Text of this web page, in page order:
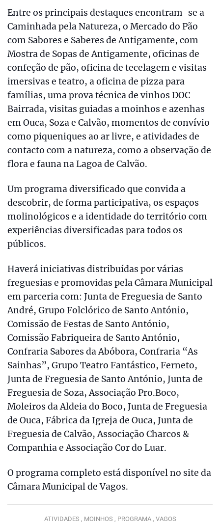
Entre os principais destaques encontram-se a
Caminhada pela Natureza, o Mercado do Pão
com Sabores e Saberes de Antigamente, com
Mostra de Sopas de Antigamente, oficinas de
confeção de pão, oficina de tecelagem e visitas
imersivas e teatro, a oficina de pizza para
famílias, uma prova técnica de vinhos DOC
Bairrada, visitas guiadas a moinhos e azenhas
em Ouca, Soza e Calvão, momentos de convívio
como piqueniques ao ar livre, e atividades de
contacto com a natureza, como a observação de
flora e fauna na Lagoa de Calvão.
Um programa diversificado que convida a
descobrir, de forma participativa, os espaços
molinológicos e a identidade do território com
experiências diversificadas para todos os
públicos.
Haverá iniciativas distribuídas por várias
freguesias e promovidas pela Câmara Municipal
em parceria com: Junta de Freguesia de Santo
André, Grupo Folclórico de Santo António,
Comissão de Festas de Santo António,
Comissão Fabriqueira de Santo António,
Confraria Sabores da Abóbora, Confraria “As
Sainhas”, Grupo Teatro Fantástico, Ferneto,
Junta de Freguesia de Santo António, Junta de
Freguesia de Soza, Associação Pro.Boco,
Moleiros da Aldeia do Boco, Junta de Freguesia
de Ouca, Fábrica da Igreja de Ouca, Junta de
Freguesia de Calvão, Associação Charcos &
Companhia e Associação Cor do Luar.
O programa completo está disponível no site da
Câmara Municipal de Vagos.
ATIVIDADES , MOINHOS , PROGRAMA , VAGOS